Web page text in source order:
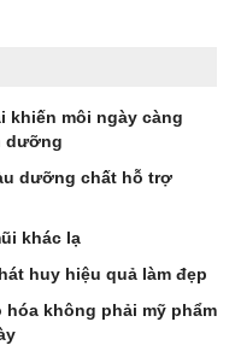
khiến môi ngày càng
dưỡng
dưỡng chất hỗ trợ
khác lạ
huy hiệu quả làm đẹp
không phải mỹ phẩm